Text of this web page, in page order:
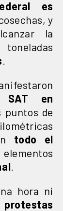
es
y
la
SAT en
puntos de
todo el
hora ni
protestas